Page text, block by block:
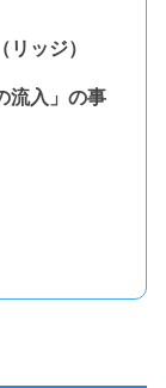
ッジ）
流入」の事